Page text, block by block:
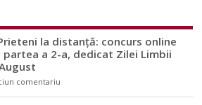
la distanță: concurs online
partea a 2-a, dedicat Zilei Limbii
comentariu